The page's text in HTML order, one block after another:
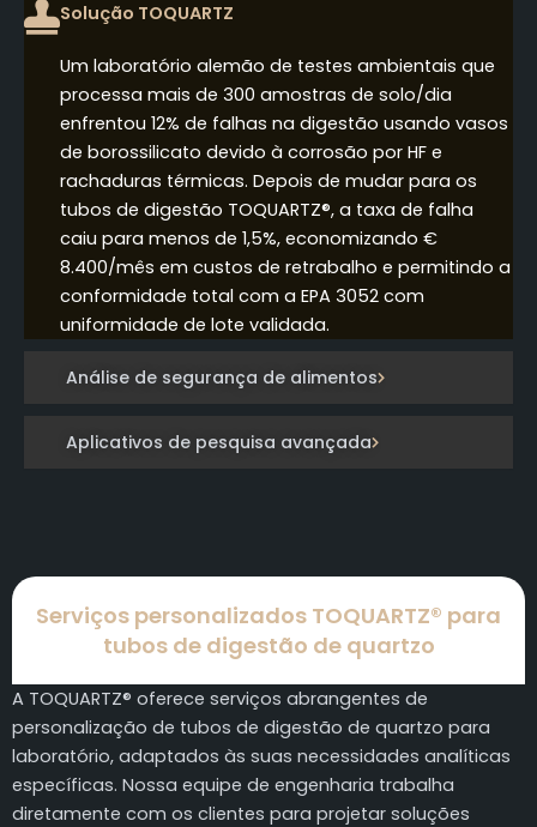
Análise de segurança de alimentos
Aplicativos de pesquisa avançada
Solução TOQUARTZ
Um laboratório alemão de testes ambientais que
processa mais de 300 amostras de solo/dia
enfrentou 12% de falhas na digestão usando vasos
de borossilicato devido à corrosão por HF e
rachaduras térmicas. Depois de mudar para os
tubos de digestão TOQUARTZ®, a taxa de falha
caiu para menos de 1,5%, economizando €
8.400/mês em custos de retrabalho e permitindo a
conformidade total com a EPA 3052 com
uniformidade de lote validada.
Serviços personalizados TOQUARTZ® para
tubos de digestão de quartzo
A TOQUARTZ® oferece serviços abrangentes de
personalização de tubos de digestão de quartzo para
laboratório, adaptados às suas necessidades analíticas
específicas. Nossa equipe de engenharia trabalha
diretamente com os clientes para projetar soluções